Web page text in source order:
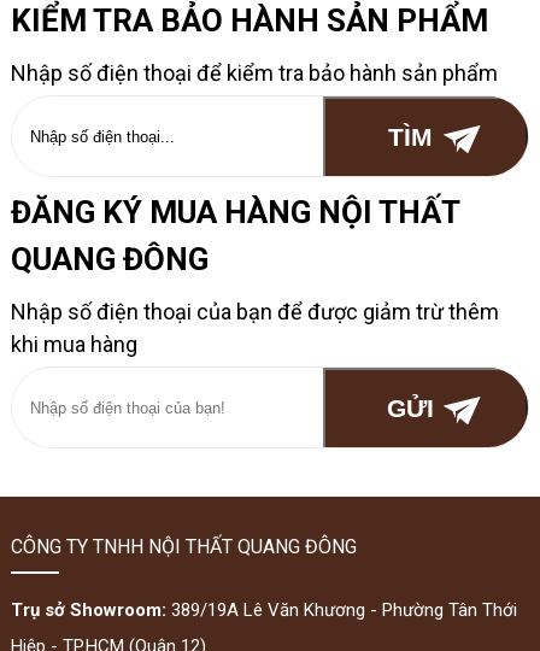
KIỂM TRA BẢO HÀNH SẢN PHẨM
Nhập số điện thoại để kiểm tra bảo hành sản phẩm
ĐĂNG KÝ MUA HÀNG NỘI THẤT
QUANG ĐÔNG
Nhập số điện thoại của bạn để được giảm trừ thêm
khi mua hàng
CÔNG TY TNHH NỘI THẤT QUANG ĐÔNG
Trụ sở Showroom: 389/19A Lê Văn Khương - Phường Tân Thới
Hiệp - TP.HCM (Quận 12)